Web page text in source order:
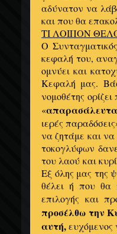
αδύνατον να
και που θα
ΤΙ ΛΟΙΠΟΝ
Ο
κεφαλή του,
ομνύει και
Κεφαλή μας.
νομοθέτης
«απαρασάλευτα
ιερές
να ζητάμε και
τοκογλύφων
του λαού και
Εξ όλης μας της
θέλει ή που θα
επιλογής και
προσέλθω την
αυτή,ευχόμενος